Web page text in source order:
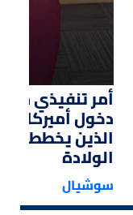
أمر تنفيذي من
دخول أميركا
الذين يخططون
الولادة
سوشيال